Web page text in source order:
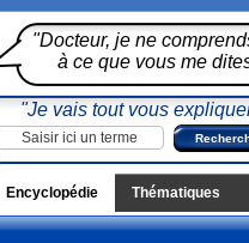
"Docteur, je ne
à ce que vous me
"Je vais tout vous
Encyclopédie Thématiques